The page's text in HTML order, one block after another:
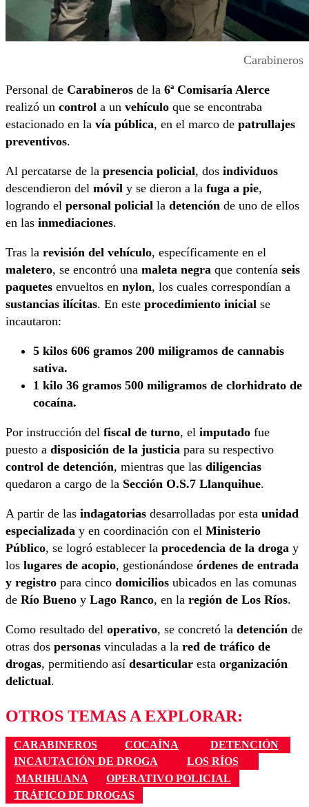
Carabineros
Personal de Carabineros de la 6ª Comisaría Alerce
realizó un control a un vehículo que se encontraba
estacionado en la vía pública, en el marco de patrullajes
preventivos.
Al percatarse de la presencia policial, dos individuos
descendieron del móvil y se dieron a la fuga a pie,
logrando el personal policial la detención de uno de ellos
en las inmediaciones.
Tras la revisión del vehículo, específicamente en el
maletero, se encontró una maleta negra que contenía seis
paquetes envueltos en nylon, los cuales correspondían a
sustancias ilícitas. En este procedimiento inicial se
incautaron:
5 kilos 606 gramos 200 miligramos de cannabis
sativa.
1 kilo 36 gramos 500 miligramos de clorhidrato de
cocaína.
Por instrucción del fiscal de turno, el imputado fue
puesto a disposición de la justicia para su respectivo
control de detención, mientras que las diligencias
quedaron a cargo de la Sección O.S.7 Llanquihue.
A partir de las indagatorias desarrolladas por esta unidad
especializada y en coordinación con el Ministerio
Público, se logró establecer la procedencia de la droga y
los lugares de acopio, gestionándose órdenes de entrada
y registro para cinco domicilios ubicados en las comunas
de Río Bueno y Lago Ranco, en la región de Los Ríos.
Como resultado del operativo, se concretó la detención de
otras dos personas vinculadas a la red de tráfico de
drogas, permitiendo así desarticular esta organización
delictual.
OTROS TEMAS A EXPLORAR:
CARABINEROS COCAÍNA
DETENCIÓN
INCAUTACIÓN DE DROGA
LOS RÍOS
MARIHUANA
OPERATIVO POLICIAL
TRÁFICO DE DROGAS